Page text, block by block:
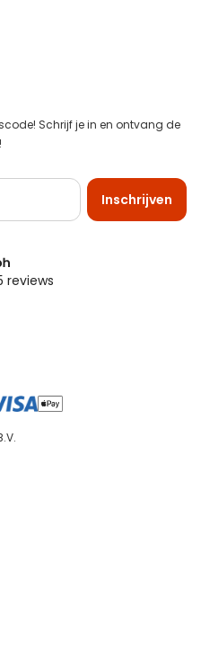
Schrijf je in en ontvang de
Inschrijven
reviews